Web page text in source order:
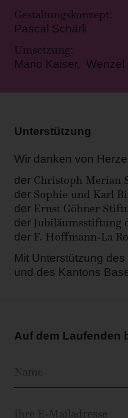
Gestaltungskonzept:
Pascal Schärli
Umsetzung:
Mario Kaiser, Wenzel
Unterstützung
Wir danken von
der Christoph Merian
der Sophie und Karl
der Ernst Göhner
der Jubiläumsstiftung
der F. Hoffmann-La
Mit Unterstützung
und des Kantons
Auf dem Laufenden